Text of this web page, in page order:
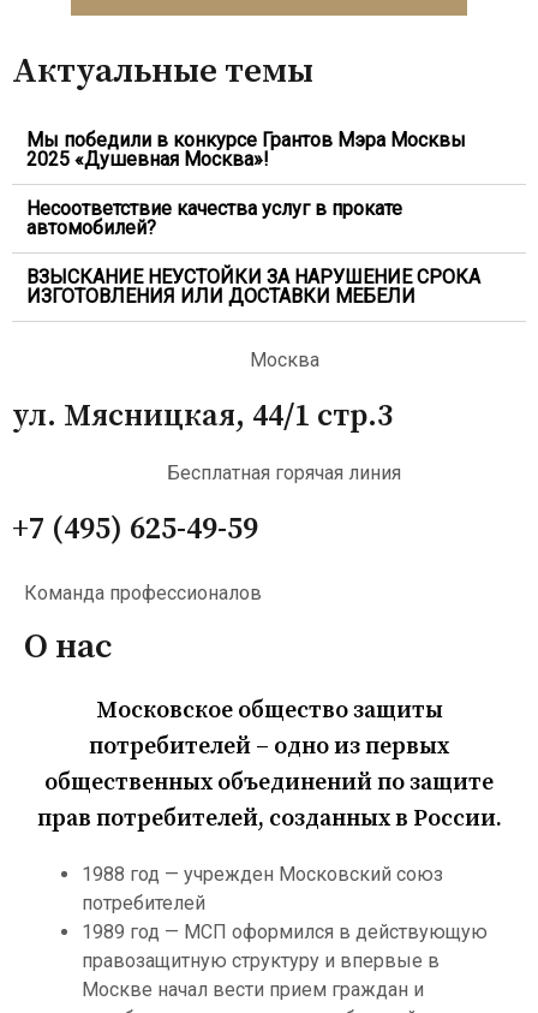
Актуальные темы
Мы победили в конкурсе Грантов Мэра Москвы
2025 «Душевная Москва»!
Несоответствие качества услуг в прокате
автомобилей?
ВЗЫСКАНИЕ НЕУСТОЙКИ ЗА НАРУШЕНИЕ СРОКА
ИЗГОТОВЛЕНИЯ ИЛИ ДОСТАВКИ МЕБЕЛИ
Москва
ул. Мясницкая, 44/1 стр.3
Бесплатная горячая линия
+7 (495) 625-49-59
Команда профессионалов
О нас
Московское общество защиты
потребителей – одно из первых
общественных объединений по защите
прав потребителей, созданных в России.
1988 год — учрежден Московский союз
потребителей
1989 год — МСП оформился в действующую
правозащитную структуру и впервые в
Москве начал вести прием граждан и